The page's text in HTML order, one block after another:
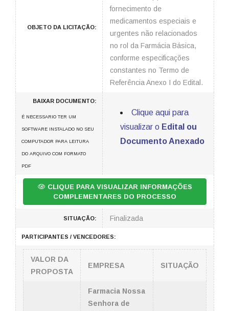
OBJETO DA LICITAÇÃO:
fornecimento de
medicamentos especiais e
urgentes não relacionados
no rol da Farmácia Básica,
conforme especificações
constantes no Termo de
Referência Anexo I do Edital.
BAIXAR DOCUMENTO:
É NECESSARIO TER UM
SOFTWARE INSTALADO NO SEU
COMPUTADOR PARA LEITURA
DO ARQUIVO COM FORMATO
PDF
Clique aqui para
visualizar o Edital ou
Documento Anexado
CLIQUE PARA VISUALIZAR INFORMAÇÕES
COMPLEMENTARES DO PROCESSO
SITUAÇÃO: Finalizada
PARTICIPANTES / VENCEDORES:
VALOR DA
PROPOSTA
EMPRESA SITUAÇÃO
Farmacia Nossa
Senhora de